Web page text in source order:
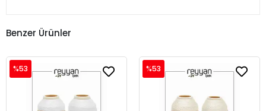
Benzer Ürünler
%53 %53